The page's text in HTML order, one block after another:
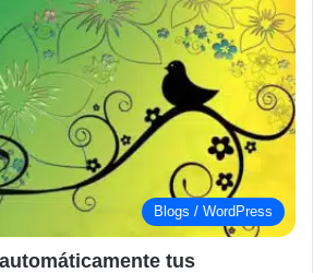
Blogs / WordPress
tus